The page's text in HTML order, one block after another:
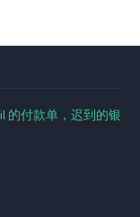
的付款单，迟到的银